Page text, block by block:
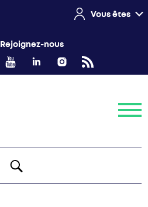
Vous êtes
Rejoignez-nous
Menu